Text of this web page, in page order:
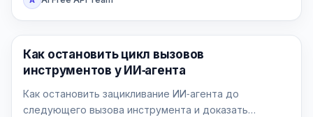
AI API
Как остановить цикл вызовов
инструментов у ИИ‑агента
Как остановить зацикливание ИИ‑агента до
следующего вызова инструмента и доказать